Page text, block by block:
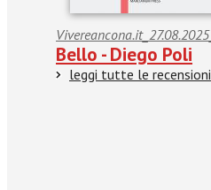
Vivereancona.it_27.08.2025_
Bello - Diego Poli
leggi tutte le recensioni